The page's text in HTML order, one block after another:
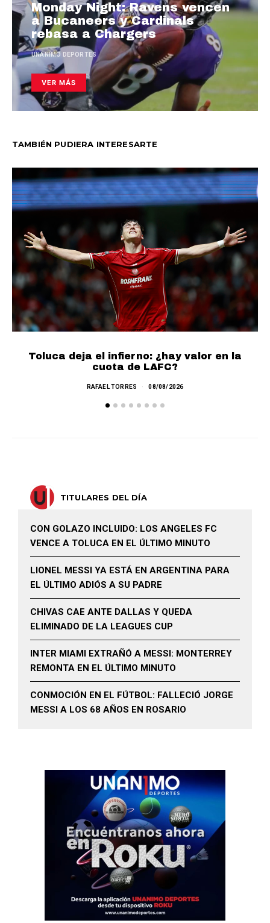
Monday Night: Ravens vencen
a Bucaneers y Cardinals
rebasa a Chargers
UNANIMO DEPORTES
VER MÁS
TAMBIÉN PUDIERA INTERESARTE
Toluca deja el infierno: ¿hay valor en la
cuota de LAFC?
RAFAEL TORRES 08/08/2026
TITULARES DEL DÍA
CON GOLAZO INCLUIDO: LOS ANGELES FC
VENCE A TOLUCA EN EL ÚLTIMO MINUTO
LIONEL MESSI YA ESTÁ EN ARGENTINA PARA
EL ÚLTIMO ADIÓS A SU PADRE
CHIVAS CAE ANTE DALLAS Y QUEDA
ELIMINADO DE LA LEAGUES CUP
INTER MIAMI EXTRAÑÓ A MESSI: MONTERREY
REMONTA EN EL ÚLTIMO MINUTO
CONMOCIÓN EN EL FÚTBOL: FALLECIÓ JORGE
MESSI A LOS 68 AÑOS EN ROSARIO